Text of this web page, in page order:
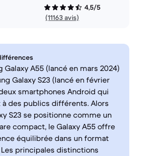
4,5/5
(11163 avis)
Galaxy A55 (lancé en mars 2024)
Galaxy S23 (lancé en février
smartphones Android qui
à des publics différents. Alors
S23 se positionne comme un
compact, le Galaxy A55 offre
équilibrée dans un format
principales distinctions